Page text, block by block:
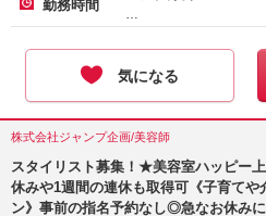
勤務時間
…
気になる
株式会社ジャンプ企画/美容師
スタイリスト募集！★美容室ハッピー
休みや1週間の連休も取得可《子育てや
ン》事前の指名予約なし◎急なお休み